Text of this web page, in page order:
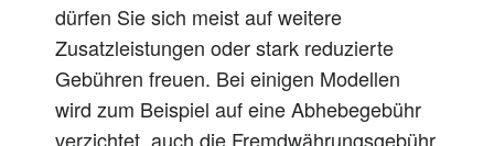
dürfen Sie sich meistauf weitere
Zusatzleistungen oder stark reduzierte
Gebühren freuen. Bei einigen Modellen
wird zum Beispiel auf eine Abhebegebühr
verzichtet, auch die Fremdwährungsgebühr